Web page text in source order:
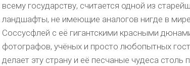
всему государству, считается одной из
ландшафты, не имеющие аналогов нигде в
Соссусфлей с её гигантскими красными
фотографов, учёных и просто любопытных
делает эту страну и её песчаные чудеса